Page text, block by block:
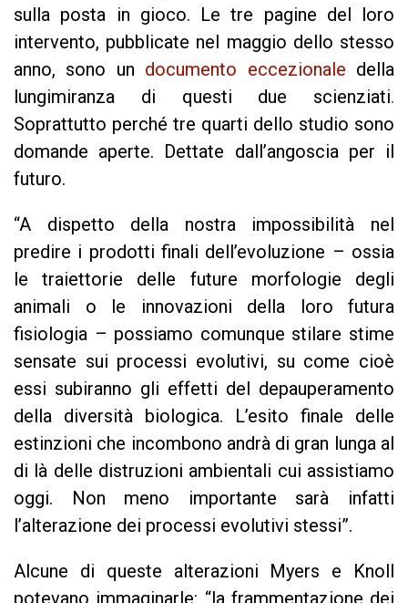
sulla posta in gioco. Le tre pagine del loro
intervento, pubblicate nel maggio dello stesso
anno, sono un documento eccezionale della
lungimiranza di questi due scienziati.
Soprattutto perché tre quarti dello studio sono
domande aperte. Dettate dall’angoscia per il
futuro.
“A dispetto della nostra impossibilità nel
predire i prodotti finali dell’evoluzione – ossia
le traiettorie delle future morfologie degli
animali o le innovazioni della loro futura
fisiologia – possiamo comunque stilare stime
sensate sui processi evolutivi, su come cioè
essi subiranno gli effetti del depauperamento
della diversità biologica. L’esito finale delle
estinzioni che incombono andrà di gran lunga al
di là delle distruzioni ambientali cui assistiamo
oggi. Non meno importante sarà infatti
l’alterazione dei processi evolutivi stessi”.
Alcune di queste alterazioni Myers e Knoll